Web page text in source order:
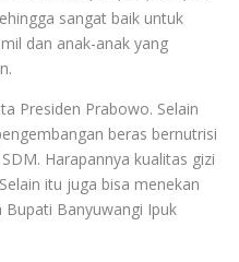
sangat baik untuk
dan anak-anak yang
Presiden Prabowo. Selain
beras bernutrisi
Harapannya kualitas gizi
itu juga bisa menekan
Bupati Banyuwangi Ipuk